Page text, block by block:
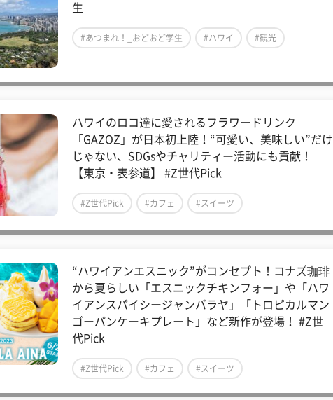
生
#あつまれ！_おどおど学生 #ハワイ #観光
ハワイのロコ達に愛されるフラワードリンク
「GAZOZ」が日本初上陸！“可愛い、美味しい”だけ
じゃない、SDGsやチャリティー活動にも貢献！
【東京・表参道】 #Z世代Pick
#Z世代Pick #カフェ #スイーツ
“ハワイアンエスニック”がコンセプト！コナズ珈琲
から夏らしい「エスニックチキンフォー」や「ハワ
イアンスパイシージャンバラヤ」「トロピカルマン
ゴーパンケーキプレート」など新作が登場！ #Z世
代Pick
#Z世代Pick #カフェ #スイーツ